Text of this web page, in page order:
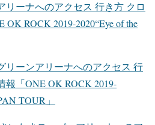
リーナへのアクセス 行き方 クロ
ROCK 2019-2020“Eye of the
リーンアリーナへのアクセス 行
報「ONE OK ROCK 2019-
TOUR」